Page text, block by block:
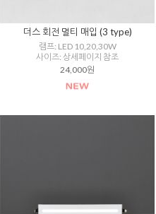
더스 회전 멀티 매입 (3 type)
램프: LED 10,20,30W
사이즈: 상세페이지 참조
24,000원